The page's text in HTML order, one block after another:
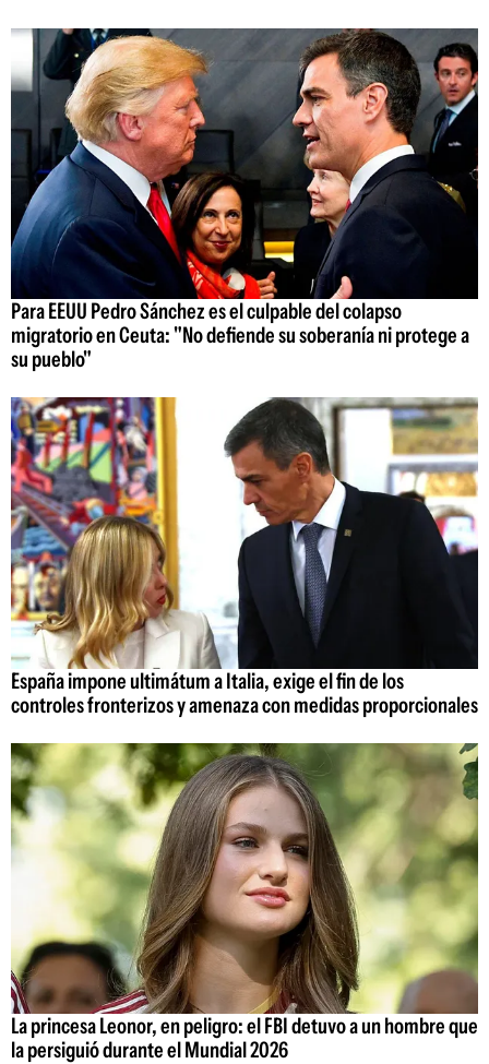
Para EEUU Pedro Sánchez es el culpable del colapso
migratorio en Ceuta: "No defiende su soberanía ni protege a
su pueblo"
España impone ultimátum a Italia, exige el fin de los
controles fronterizos y amenaza con medidas proporcionales
La princesa Leonor, en peligro: el FBI detuvo a un hombre que
la persiguió durante el Mundial 2026